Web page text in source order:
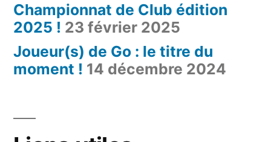
Championnat de Club édition
2025 ! 23 février 2025
Joueur(s) de Go : le titre du
moment ! 14 décembre 2024